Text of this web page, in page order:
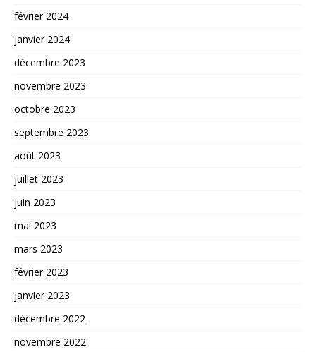
février 2024
janvier 2024
décembre 2023
novembre 2023
octobre 2023
septembre 2023
août 2023
juillet 2023
juin 2023
mai 2023
mars 2023
février 2023
janvier 2023
décembre 2022
novembre 2022